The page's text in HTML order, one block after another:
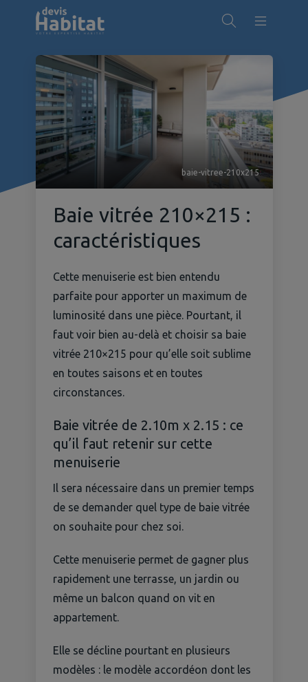
baie-vitree-210x215
Baie vitrée 210×215 :
caractéristiques
Cette menuiserie est bien entendu
parfaite pour apporter un maximum de
luminosité dans une pièce. Pourtant, il
faut voir bien au-delà et choisir sa baie
vitrée 210×215 pour qu’elle soit sublime
en toutes saisons et en toutes
circonstances.
Baie vitrée de 2.10m x 2.15 : ce
qu’il faut retenir sur cette
menuiserie
Il sera nécessaire dans un premier temps
de se demander quel type de baie vitrée
on souhaite pour chez soi.
Cette menuiserie permet de gagner plus
rapidement une terrasse, un jardin ou
même un balcon quand on vit en
appartement.
Elle se décline pourtant en plusieurs
modèles : le modèle accordéon dont les